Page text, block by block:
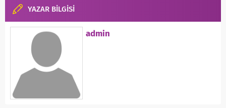
YAZAR BİLGİSİ
admin